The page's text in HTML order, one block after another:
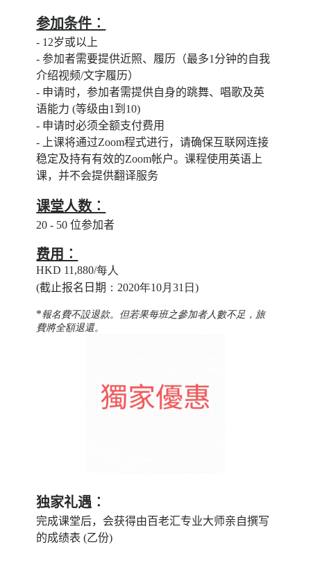
参加条件︰
- 12岁或以上
- 参加者需要提供近照、履历（最多1分钟的自我
介绍视频/文字履历）
- 申请时，参加者需提供自身的跳舞、唱歌及英
语能力 (等级由1到10)
- 申请时必须全额支付费用
- 上课将通过Zoom程式进行，请确保互联网连接
稳定及持有有效的Zoom帐户。课程使用英语上
课，并不会提供翻译服务
课堂人数︰
20 - 50 位参加者
费用︰
HKD 11,880/每人
(截止报名日期 ：2020年10月31日)
*報名費不設退款。但若果每班之參加者人數不足，旅
費將全額退還。
独家礼遇︰
完成课堂后，会获得由百老汇专业大师亲自撰写
的成绩表 (乙份)